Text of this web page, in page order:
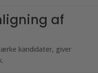
af
kandidater, giver